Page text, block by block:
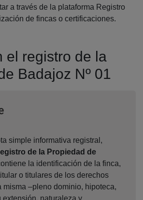
a través de la plataforma Registro
de fincas o certificaciones.
el registro de la
Badajoz Nº 01
Ventana nueva
simple informativa registral,
de la Propiedad de
la identificación de la finca,
o titulares de los derechos
misma –pleno dominio, hipoteca,
naturaleza y